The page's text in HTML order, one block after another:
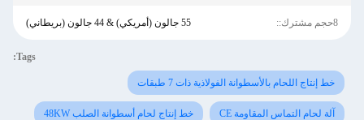
8حجم مشترك:: 55 جالون (أمريكي) & 44 جالون (بريطاني)
Tags:
خط إنتاج اللحام بالأسطوانة الفولاذية ذات 7 طبقات
آلة لحام التماس المقاومة CE خط إنتاج لحام أسطوانة الصلب 48KW